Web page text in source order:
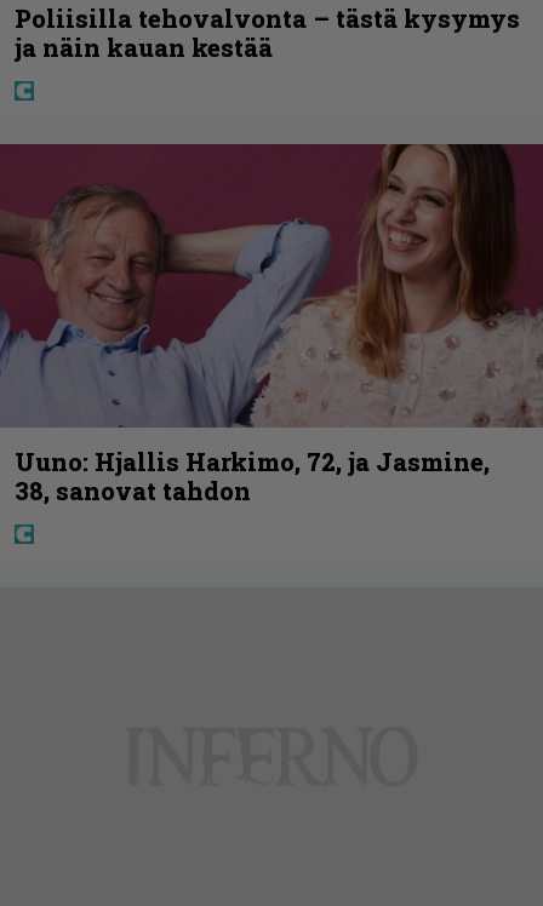
Poliisilla tehovalvonta – tästä kysymys
ja näin kauan kestää
Uuno: Hjallis Harkimo, 72, ja Jasmine,
38, sanovat tahdon